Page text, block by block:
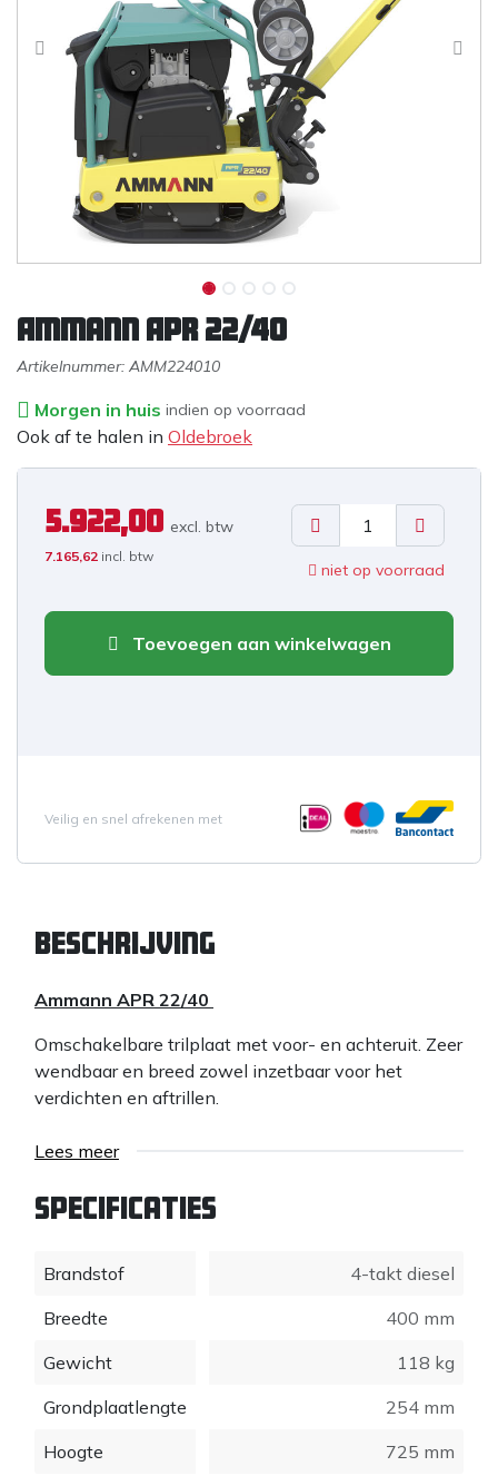
Ammann APR 22/40
Artikelnummer: AMM224010
Morgen in huis indien op voorraad
Ook af te halen in Oldebroek
5.922,00 excl. btw
7.165,62 incl. btw
niet op voorraad
Toevoegen aan winkelwagen
Veilig en snel afrekenen met
Beschrijving
Ammann APR 22/40
Omschakelbare trilplaat met voor- en achteruit. Zeer
wendbaar en breed zowel inzetbaar voor het
verdichten en aftrillen.
Lees meer
Specificaties
Brandstof
4-takt diesel
Breedte
400 mm
Gewicht
118 kg
Grondplaatlengte
254 mm
Hoogte
725 mm